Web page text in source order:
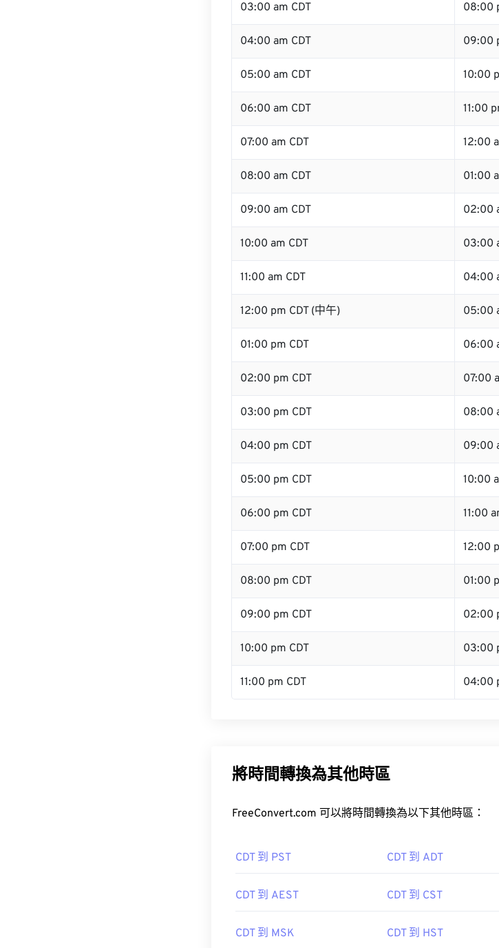
03:00 am CDT 08:00
04:00 am CDT 09:00
05:00 am CDT 10:00
06:00 am CDT 11:00
07:00 am CDT 12:00
08:00 am CDT 01:00
09:00 am CDT 02:00
10:00 am CDT 03:00
11:00 am CDT 04:00
12:00 pm CDT (中午) 05:00
01:00 pm CDT 06:00
02:00 pm CDT 07:00
03:00 pm CDT 08:00
04:00 pm CDT 09:00
05:00 pm CDT 10:00
06:00 pm CDT 11:00
07:00 pm CDT 12:00
08:00 pm CDT 01:00
09:00 pm CDT 02:00
10:00 pm CDT 03:00
11:00 pm CDT 04:00
將時間轉換為其他時區
FreeConvert.com 可以將時間轉換為以下其他時區：
CDT 到 PST CDT 到 ADT
CDT 到 AEST CDT 到 CST
CDT 到 MSK CDT 到 HST